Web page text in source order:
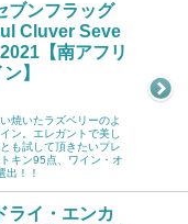
ブンフラッグ
Cluver Seve
【南アフリ
】
焼いたラズベリーのよ
ン。エレガントで美し
も試して頂きたいプレ
キン95点、ワイン・オ
出！！
ライ・エンカ